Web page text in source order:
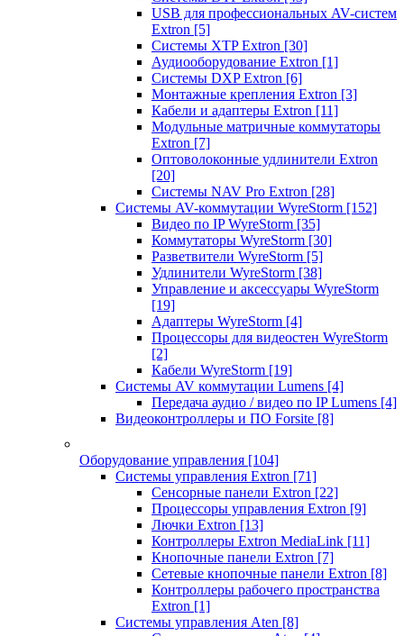
USB для профессиональных AV-систем
Extron [5]
Системы XTP Extron [30]
Аудиооборудование Extron [1]
Системы DXP Extron [6]
Монтажные крепления Extron [3]
Кабели и адаптеры Extron [11]
Модульные матричные коммутаторы
Extron [7]
Оптоволоконные удлинители Extron
[20]
Системы NAV Pro Extron [28]
Системы AV-коммутации WyreStorm [152]
Видео по IP WyreStorm [35]
Коммутаторы WyreStorm [30]
Разветвители WyreStorm [5]
Удлинители WyreStorm [38]
Управление и аксессуары WyreStorm
[19]
Адаптеры WyreStorm [4]
Процессоры для видеостен WyreStorm
[2]
Кабели WyreStorm [19]
Системы AV коммутации Lumens [4]
Передача аудио / видео по IP Lumens [4]
Видеоконтроллеры и ПО Forsite [8]
Оборудование управления [104]
Системы управления Extron [71]
Сенсорные панели Extron [22]
Процессоры управления Extron [9]
Лючки Extron [13]
Контроллеры Extron MediaLink [11]
Кнопочные панели Extron [7]
Сетевые кнопочные панели Extron [8]
Контроллеры рабочего пространства
Extron [1]
Системы управления Aten [8]